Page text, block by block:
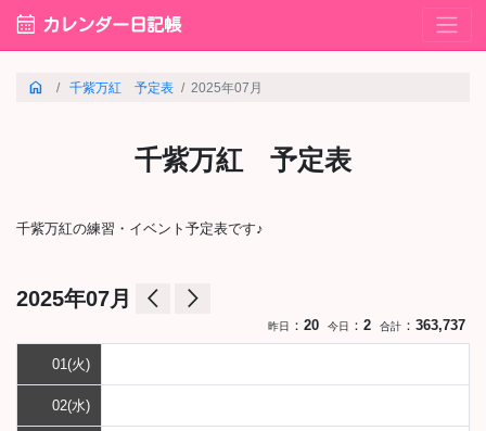
calendar_month カレンダー日記帳
home 千紫万紅 予定表 2025年07月
千紫万紅 予定表
千紫万紅の練習・イベント予定表です♪
2025年07月 arrow_back_ios arrow_forward_ios
昨日 ： 20 今日 ： 2 合計 ： 363,737
01(火)
02(水)